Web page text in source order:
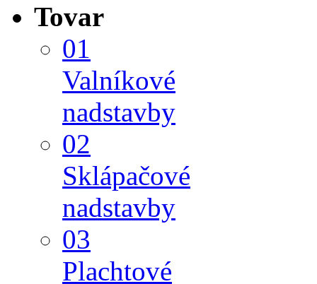
Tovar
01
Valníkové
nadstavby
02
Sklápačové
nadstavby
03
Plachtové